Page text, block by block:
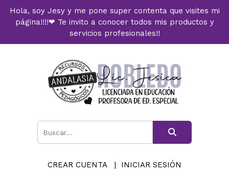
Hola, soy Jesy y me pone super contenta que visites mi
página!!!!❤ Te invito a conocer todos mis productos y
servicios profesionales!!
CREAR CUENTA INICIAR SESIÓN